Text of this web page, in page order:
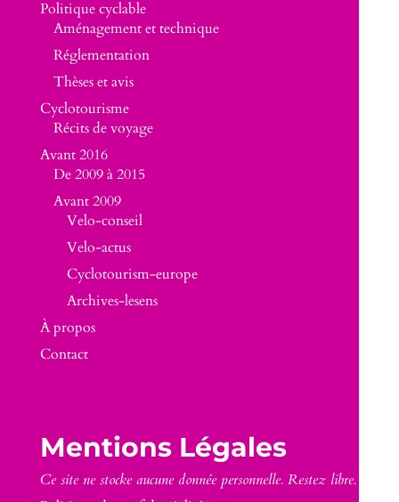
Politique cyclable
Aménagement et technique
Réglementation
Thèses et avis
Cyclotourisme
Récits de voyage
Avant 2016
De 2009 à 2015
Avant 2009
Velo-conseil
Velo-actus
Cyclotourism-europe
Archives-lesens
À propos
Contact
Mentions Légales
Ce site ne stocke aucune donnée personnelle. Restez libre.